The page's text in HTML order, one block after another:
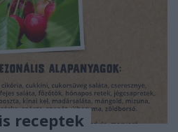
receptek